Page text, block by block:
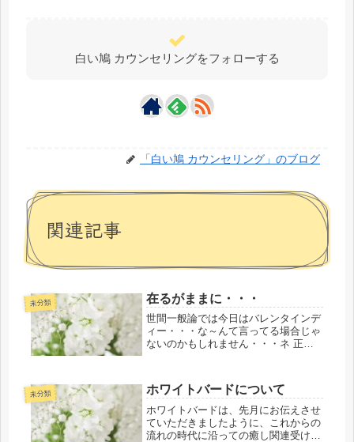
白い鳩 カウンセリングをフォローする
「白い鳩 カウンセリング」のブログ
関連記事
未分類 在るがままに・・・
世間一般論では今日はバレンタインデ
ィー・・・な～んて言ってる場合じゃ
ないのかもしれません・・・ネ 正直
が・・・お導きで昨年の１１月のある
日にミッションでひとり行き（服装も
指定。これら...
未分類 ホワイトバードについて
ホワイトバードは、先月にお伝えさせ
ていただきましたように、これからの
流れの時代に沿っての癒し関連受け皿